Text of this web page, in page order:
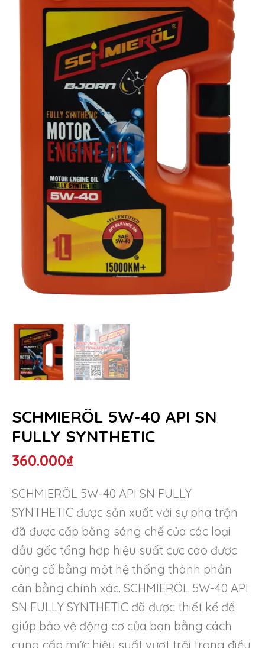
SCHMIERÖL 5W-40 API SN
FULLY SYNTHETIC
360.000₫
SCHMIERÖL 5W-40 API SN FULLY
SYNTHETIC được sản xuất với sự pha trộn
đã được cấp bằng sáng chế của các loại
dầu gốc tổng hợp hiệu suất cực cao được
củng cố bằng một hệ thống thành phần
cân bằng chính xác. SCHMIERÖL 5W-40 API
SN FULLY SYNTHETIC đã được thiết kế để
giúp bảo vệ động cơ của bạn bằng cách
cung cấp mức hiệu suất vượt trội trong điều